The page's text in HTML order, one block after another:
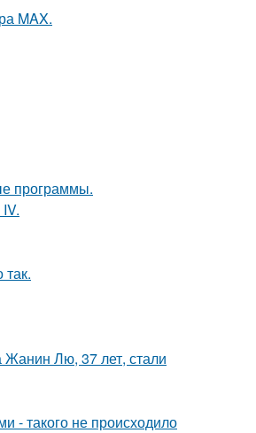
MAX.
программы.
Жанин Лю, 37 лет, стали
- такого не происходило